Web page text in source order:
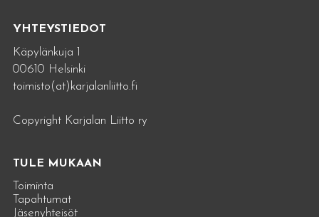
YHTEYSTIEDOT
Käpylänkuja 1
00610 Helsinki
toimisto(at)karjalanliitto.fi
Copyright Karjalan Liitto ry
TULE MUKAAN
Toiminta
Tapahtumat
Jäsenyhteisöt